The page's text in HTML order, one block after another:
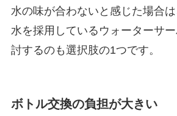
水の味が合わないと感じた場合は
水を採用しているウォーターサ
討するのも選択肢の1つです。
ボトル交換の負担が大きい